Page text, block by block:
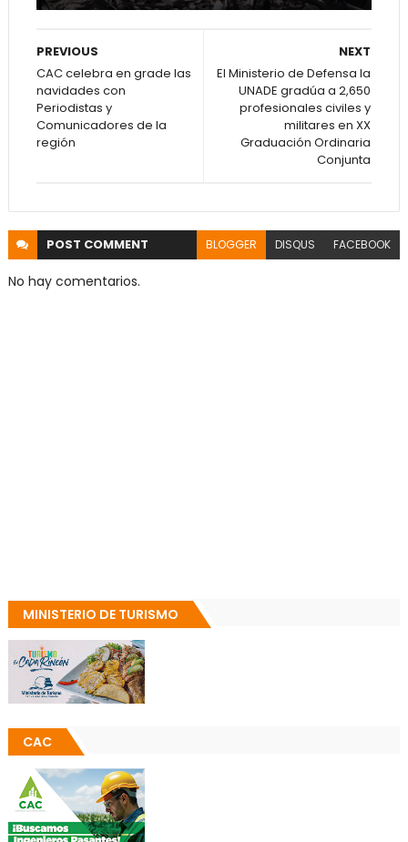
NEXT
El Ministerio de Defensa la
UNADE gradúa a 2,650
profesionales civiles y
militares en XX
Graduación Ordinaria
Conjunta
PREVIOUS
CAC celebra en grade las
navidades con
Periodistas y
Comunicadores de la
región
POST COMMENT BLOGGER DISQUS FACEBOOK
No hay comentarios.
MINISTERIO DE TURISMO
CAC